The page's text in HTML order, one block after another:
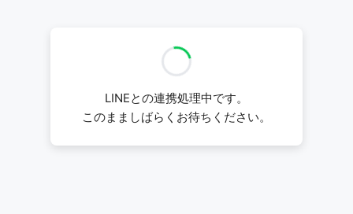
LINEとの連携処理中です。
このまましばらくお待ちください。